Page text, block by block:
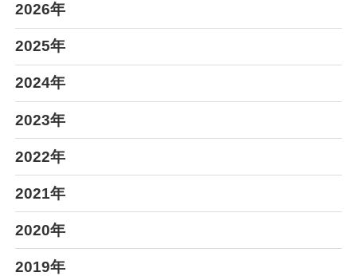
2026年
2025年
2024年
2023年
2022年
2021年
2020年
2019年